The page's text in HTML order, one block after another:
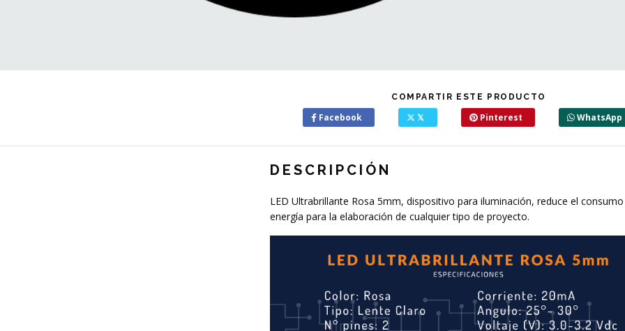
COMPARTIR ESTE PRODUCTO
Facebook 𝕏 Pinterest WhatsApp
DESCRIPCIÓN
LED Ultrabrillante Rosa 5mm, dispositivo para iluminación, reduce el
energía para la elaboración de cualquier tipo de proyecto.